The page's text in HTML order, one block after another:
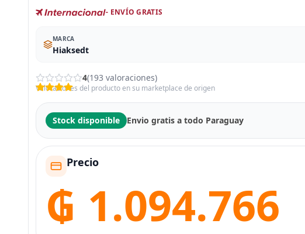
- ENVÍO GRATIS
MARCA
Hiaksedt
4(193 valoraciones)
Valoraciones del producto en su marketplace de origen
Stock disponible Envio gratis a todo Paraguay
Precio
₲ 1.094.766